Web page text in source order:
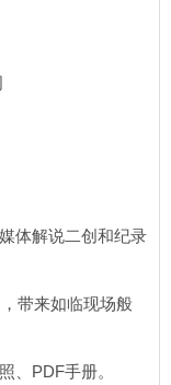
体解说二创和纪录
带来如临现场般
、PDF手册。